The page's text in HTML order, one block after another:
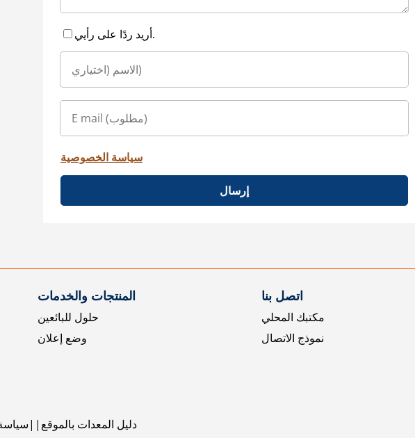
أريد ردًا على رأيي.
سياسة الخصوصية
إرسال
المنتجات والخدمات
حلول للبائعين
وضع إعلان
اتصل بنا
مكتبك المحلي
نموذج الاتصال
دليل المعدات بالموقع